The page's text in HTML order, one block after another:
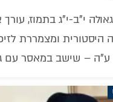
י"ב-י"ג בתמוז,
היסטורית ומצמררת
ע"ה – שישב במאסר עם